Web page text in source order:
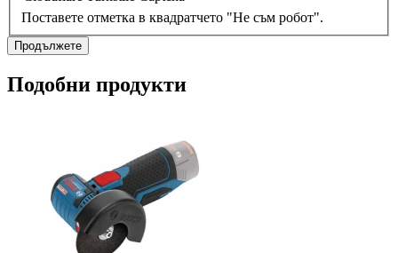
Поставете отметка в квадратчето "Не съм робот".
Продължете
Подобни продукти